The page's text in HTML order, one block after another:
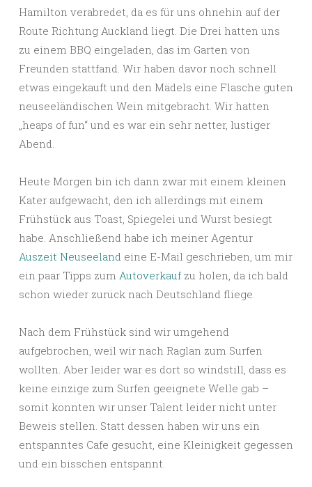
Hamilton verabredet, da es für uns ohnehin auf der
Route Richtung Auckland liegt. Die Drei hatten uns
zu einem BBQ eingeladen, das im Garten von
Freunden stattfand. Wir haben davor noch schnell
etwas eingekauft und den Mädels eine Flasche guten
neuseeländischen Wein mitgebracht. Wir hatten
„heaps of fun“ und es war ein sehr netter, lustiger
Abend.
Heute Morgen bin ich dann zwar mit einem kleinen
Kater aufgewacht, den ich allerdings mit einem
Frühstück aus Toast, Spiegelei und Wurst besiegt
habe. Anschließend habe ich meiner Agentur
Auszeit Neuseeland eine E-Mail geschrieben, um mir
ein paar Tipps zum Autoverkaufzu holen, da ich bald
schon wieder zurück nach Deutschland fliege.
Nach dem Frühstück sind wir umgehend
aufgebrochen, weil wir nach Raglan zum Surfen
wollten. Aber leider war es dort so windstill, dass es
keine einzige zum Surfen geeignete Welle gab –
somit konnten wir unser Talent leider nicht unter
Beweis stellen. Statt dessen haben wir uns ein
entspanntes Cafe gesucht, eine Kleinigkeit gegessen
und ein bisschen entspannt.